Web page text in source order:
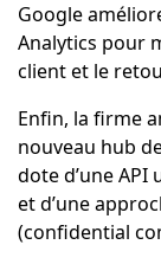
Google
Analytics pour
client et le
Enfin, la firme
nouveau hub
dote d’une
et d’une
(confidential